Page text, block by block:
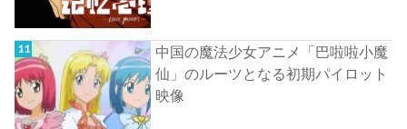
中国の魔法少女アニメ「巴啦啦小魔
仙」のルーツとなる初期パイロット
映像